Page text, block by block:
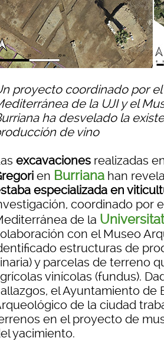
proyecto coordinado por
de la UJI y el
ha desvelado la
de vino
excavaciones realizadas
en Burriana han
especializada en
coordinado por
de la Universitat
con el Museo
estructuras de
y parcelas de terreno
vinícolas (fundus).
el Ayuntamiento de
de la ciudad
en el proyecto de
yacimiento.